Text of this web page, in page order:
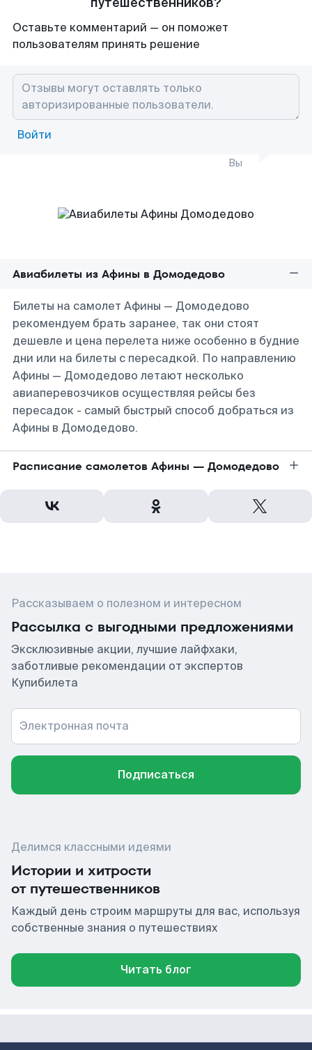
Оставьте комментарий — он поможет
пользователям принять решение
Войти
Вы
Авиабилеты из Афины в Домодедово
Билеты на самолет Афины — Домодедово
рекомендуем брать заранее, так они стоят
дешевле и цена перелета ниже особенно в будние
дни или на билеты с пересадкой. По направлению
Афины — Домодедово летают несколько
авиаперевозчиков осуществляя рейсы без
пересадок - самый быстрый способ добраться из
Афины в Домодедово.
Расписание самолетов Афины — Домодедово
Рассказываем о полезном и интересном
Рассылка с выгодными предложениями
Эксклюзивные акции, лучшие лайфхаки,
заботливые рекомендации от экспертов
Купибилета
Электронная почта
Подписаться
Делимся классными идеями
Истории и хитрости
от путешественников
Каждый день строим маршруты для вас, используя
собственные знания о путешествиях
Читать блог